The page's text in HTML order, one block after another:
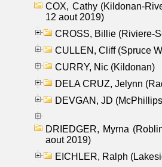
COX, Cathy (Kildonan-
12 aout 2019)
CROSS, Billie (Riviere-
CULLEN, Cliff (Spruce
CURRY, Nic (Kildonan)
DELA CRUZ, Jelynn
DEVGAN, JD
DRIEDGER, Myrna
aout 2019)
EICHLER, Ralph